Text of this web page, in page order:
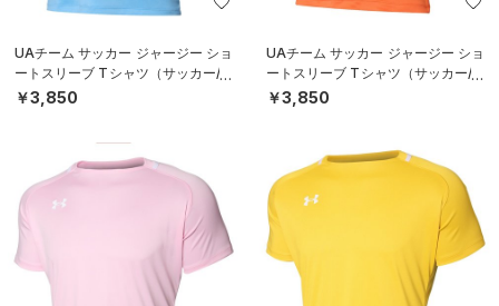
UAチーム サッカー ジャージー ショ
ートスリーブ Tシャツ（サッカー/M
EN）
￥3,850
UAチーム サッカー ジャージー ショ
ートスリーブ Tシャツ（サッカー/M
EN）
￥3,850